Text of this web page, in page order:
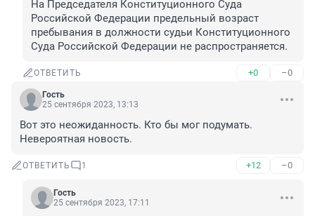
На Председателя Конституционного Суда
Российской Федерации предельный возраст
пребывания в должности судьи Конституционного
Суда Российской Федерации не распространяется.
ОТВЕТИТЬ +0 –0
Гость
25 сентября 2023, 13:13
Вот это неожиданность. Кто бы мог подумать.
Невероятная новость.
ОТВЕТИТЬ 1 +12 –0
Гость
25 сентября 2023, 17:11